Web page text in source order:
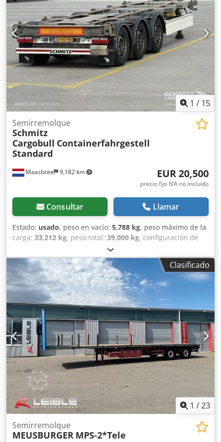
ofertas especiales e información completa sobre el
inventario: El leasing a través de Kleyn Trucks es posible
en la mayoría de los países europeos. Calcule rápidamente
su cuota de leasing y envíe una solicitud a través de
nuestra página web. Pregunte directamente por nuestro
paquete de garantía europeo.
1 / 15
Maasbree 9,182 km
Semirremolque
Schmitz
Cargobull Containerfahrgestell
Standard
EUR 20,500
precio fijo IVA no incluído
Consultar Llamar
Estado: usado, peso en vacío: 5,788 kg, peso máximo de la
carga: 33,212 kg, peso total: 39,000 kg, configuración de
07/2022
(TÜV):07/2027, amortiguación:aire, Año de fabricación:
2022, Equipamiento:ABS
, Peso en vacío: 5788 kg, peso
máximo autorizado: 39000 kg, suspensión neumática,
protección inferior, eje elevador delantero y trasero,
sistema de frenos electrónico EBS, conector de 1x15 y 2x7
polos, protección antisalpicaduras. Puede encontrar toda
nuestra gama de vehículos en . ¿Está interesado en
financiación? Con nuestros servicios de valor añadido, le
ofrecemos opciones de financiación personalizadas, así
como servicios de mantenimiento integral y telemática.
Estaremos encantados de asesorarle. Dcodpfx Ajzr Ryijb
Dsk
Clasificado
1 /23
Semirremolque
MEUSBURGER MPS-2*Tele